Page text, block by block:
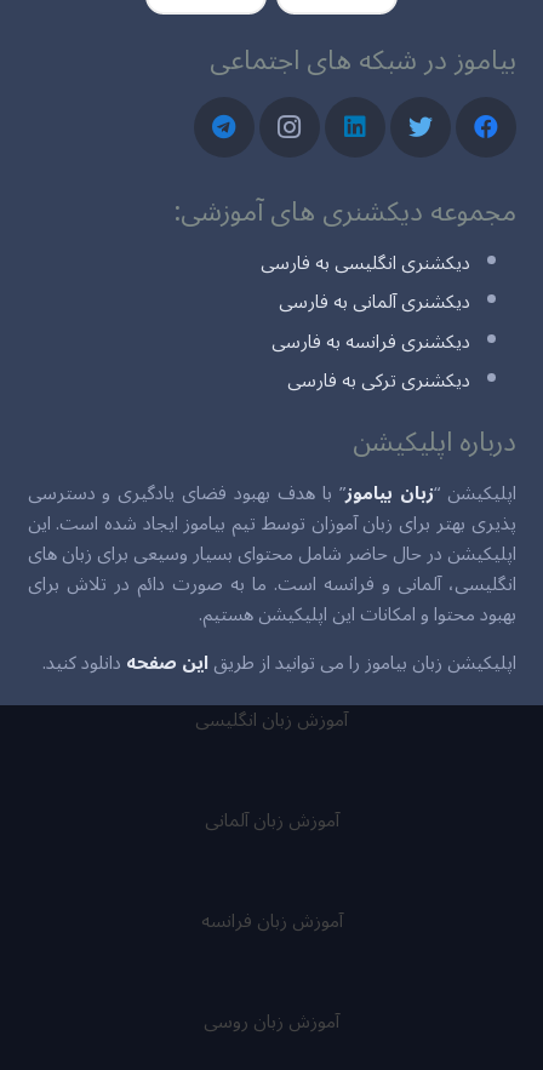
بیاموز در شبکه های اجتماعی
مجموعه دیکشنری های آموزشی:
دیکشنری انگلیسی به فارسی
دیکشنری آلمانی به فارسی
دیکشنری فرانسه به فارسی
دیکشنری ترکی به فارسی
درباره اپلیکیشن
اپلیکیشن “زبان بیاموز” با هدف بهبود فضای یادگیری و دسترسی
پذیری بهتر برای زبان آموزان توسط تیم بیاموز ایجاد شده است. این
اپلیکیشن در حال حاضر شامل محتوای بسیار وسیعی برای زبان های
انگلیسی، آلمانی و فرانسه است. ما به صورت دائم در تلاش برای
بهبود محتوا و امکانات این اپلیکیشن هستیم.
اپلیکیشن زبان بیاموز را می توانید از طریقاین صفحهدانلود کنید.
آموزش زبان انگلیسی
آموزش زبان آلمانی
آموزش زبان فرانسه
آموزش زبان روسی